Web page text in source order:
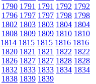
1790 1791 1791 1792 1792
1796 1797 1797 1798 1798
1802 1803 1803 1804 1804
1808 1809 1809 1810 1810
1814 1815 1815 1816 1816
1820 1821 1821 1822 1822
1826 1827 1827 1828 1828
1832 1833 1833 1834 1834
1838 1839 1839